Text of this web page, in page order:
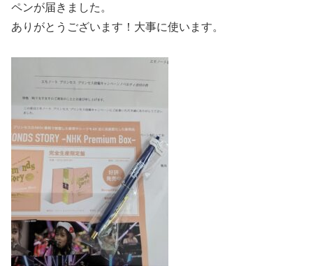
ペンが届きました。
ありがとうございます！大事に使います。